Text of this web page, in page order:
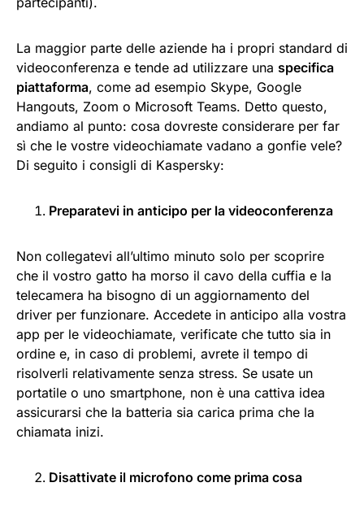
La maggior parte delle aziende ha i propri standard di
videoconferenza e tende ad utilizzare una specifica
piattaforma, come ad esempio Skype, Google
Hangouts, Zoom o Microsoft Teams. Detto questo,
andiamo al punto: cosa dovreste considerare per far
sì che le vostre videochiamate vadano a gonfie vele?
Di seguito i consigli di Kaspersky:
Preparatevi in anticipo per la videoconferenza
Non collegatevi all’ultimo minuto solo per scoprire
che il vostro gatto ha morso il cavo della cuffia e la
telecamera ha bisogno di un aggiornamento del
driver per funzionare. Accedete in anticipo alla vostra
app per le videochiamate, verificate che tutto sia in
ordine e, in caso di problemi, avrete il tempo di
risolverli relativamente senza stress. Se usate un
portatile o uno smartphone, non è una cattiva idea
assicurarsi che la batteria sia carica prima che la
chiamata inizi.
Disattivate il microfono come prima cosa